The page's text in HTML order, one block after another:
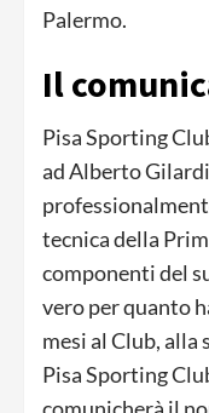
Palermo.
Il
Pisa Sporting
ad Alberto
tecnica della
componenti del
vero per quanto
mesi al Club, alla
Pisa Sporting